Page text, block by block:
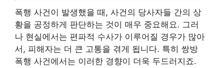
폭행 사건이 발생했을 때, 사건의 당사자들 간의 상
황을 공정하게 판단하는 것이 매우 중요해요. 그러
나 현실에서는 편파적 수사가 이루어질 경우가 많아
서, 피해자는 더 큰 고통을 겪게 됩니다. 특히 쌍방
폭행 사건에서는 이러한 경향이 더욱 두드러지죠.